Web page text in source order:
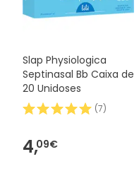
Slap Physiologica
Septinasal Bb Caixa de
20 Unidoses
(7)
4,09€